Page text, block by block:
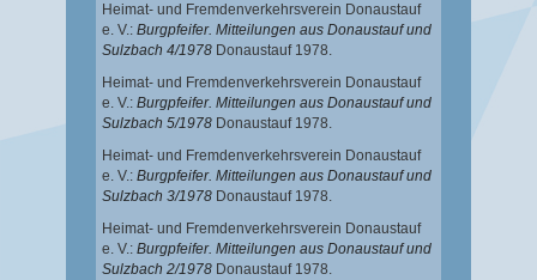
Heimat- und Fremdenverkehrsverein Donaustauf
e. V.: Burgpfeifer. Mitteilungen aus Donaustauf und
Sulzbach 4/1978 Donaustauf 1978.
Heimat- und Fremdenverkehrsverein Donaustauf
e. V.: Burgpfeifer. Mitteilungen aus Donaustauf und
Sulzbach 5/1978 Donaustauf 1978.
Heimat- und Fremdenverkehrsverein Donaustauf
e. V.: Burgpfeifer. Mitteilungen aus Donaustauf und
Sulzbach 3/1978 Donaustauf 1978.
Heimat- und Fremdenverkehrsverein Donaustauf
e. V.: Burgpfeifer. Mitteilungen aus Donaustauf und
Sulzbach 2/1978 Donaustauf 1978.